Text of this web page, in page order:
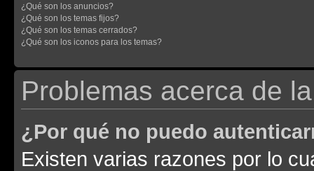
¿Qué son los anuncios?
¿Qué son los temas fijos?
¿Qué son los temas cerrados?
¿Qué son los iconos para los temas?
Problemas acerca de
¿Por qué no puedo
Existen varias razones por lo